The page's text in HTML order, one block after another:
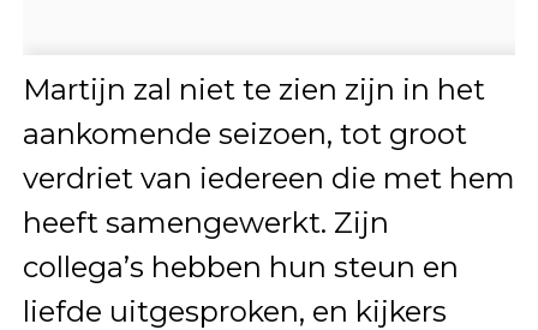
Martijn zal niet te zien zijn in het
aankomende seizoen, tot groot
verdriet van iedereen die met hem
heeft samengewerkt. Zijn
collega’s hebben hun steun en
liefde uitgesproken, en kijkers